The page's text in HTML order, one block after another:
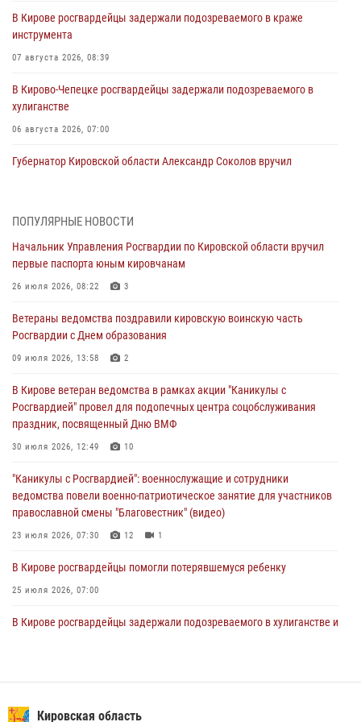
В Кирове росгвардейцы задержали подозреваемого в краже
инструмента
07 августа 2026, 08:39
В Кирово-Чепецке росгвардейцы задержали подозреваемого в
хулиганстве
06 августа 2026, 07:00
Губернатор Кировской области Александр Соколов вручил
поддельной купюры
04 августа 2026, 09:30
03 августа 2026, 09:01
В Кирове росгвардейцы и ветераны ведомства приняли участие в
03 августа 2026, 08:45
В Кирове росгвардейцы задержали подозреваемого в краже из
магазина
ПОПУЛЯРНЫЕ НОВОСТИ
Начальник Управления Росгвардии по Кировской области вручил
первые паспорта юным кировчанам
26 июля 2026, 08:22 3
Ветераны ведомства поздравили кировскую воинскую часть
Росгвардии с Днем образования
09 июля 2026, 13:58 2
В Кирове ветеран ведомства в рамках акции "Каникулы с
Росгвардией" провел для подопечных центра соцобслуживания
праздник, посвященный Дню ВМФ
30 июля 2026, 12:49 10
"Каникулы с Росгвардией": военнослужащие и сотрудники
ведомства повели военно-патриотическое занятие для участников
православной смены "Благовестник" (видео)
23 июля 2026, 07:30 12 1
В Кирове росгвардейцы помогли потерявшемуся ребенку
25 июля 2026, 07:00
В Кирове росгвардейцы задержали подозреваемого в хулиганстве и
вневедомственную охрану и поступления в ведомственные вузы
Кировская область